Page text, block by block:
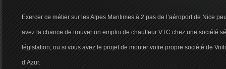
Exercer ce métier sur les Alpes Maritimes à 2 pas de l’aéroport de Nice
avez la chance de trouver un emploi de chauffeur VTC chez une société
législation, ou si vous avez le projet de monter votre propre société de
d’Azur.